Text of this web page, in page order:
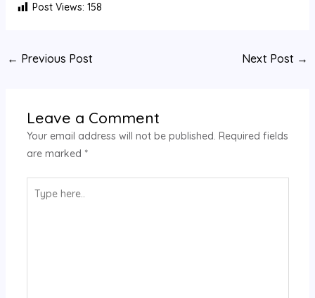
Post Views: 158
← Previous Post Next Post →
Leave a Comment
Your email address will not be published. Required fields
are marked *
here..